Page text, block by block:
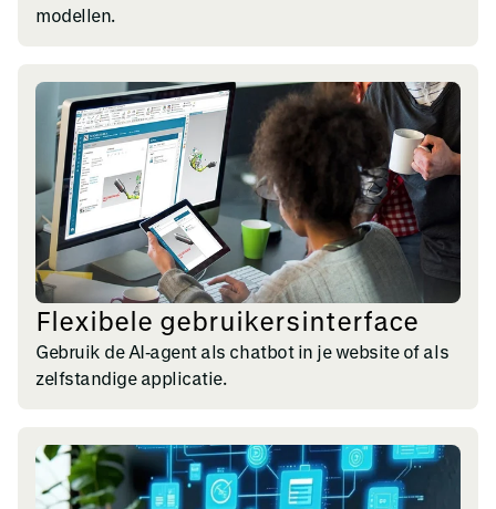
modellen.
Flexibele gebruikersinterface
Gebruik de AI‑agent als chatbot in je website of als
zelfstandige applicatie.